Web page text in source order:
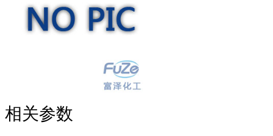
相关参数